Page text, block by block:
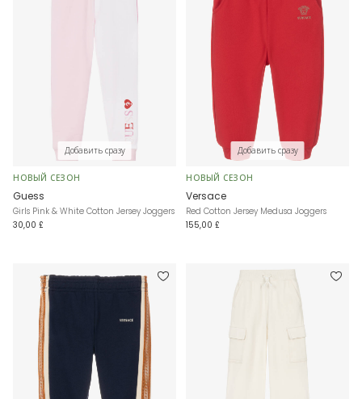
Добавить сразу
НОВЫЙ СЕЗОН
Guess
Girls Pink & White Cotton Jersey Joggers
30,00 £
Добавить сразу
НОВЫЙ СЕЗОН
Versace
Red Cotton Jersey Medusa Joggers
155,00 £